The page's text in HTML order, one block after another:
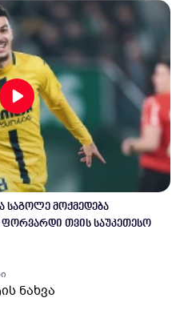
საგოლე მოქმედება
თვის საუკეთესო
ნახვა